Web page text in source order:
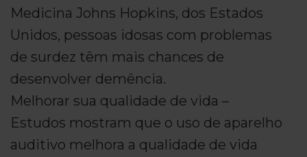
Medicina Johns Hopkins, dos Estados
Unidos, pessoas idosas com problemas
de surdez têm mais chances de
desenvolver demência.
Melhorar sua qualidade de vida –
Estudos mostram que o uso de aparelho
auditivo melhora a qualidade de vida